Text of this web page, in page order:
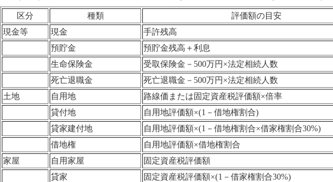
区分 種類
評価額の目安
現金等
現金
手許残高
預貯金
預貯金残高＋利息
生命保険金
受取保険金－500万円×法定相続人数
死亡退職金
死亡退職金－500万円×法定相続人数
土地
自用地
路線価または固定資産税評価額×倍率
貸付地
自用地評価額×(1－借地権割合)
貸家建付地
自用地評価額×(1－借地権割合×借家権割合30%)
借地権
自用地評価額×借地権割合
家屋
自用家屋
固定資産税評価額
貸家
固定資産税評価額×(1－借家権割合30%)